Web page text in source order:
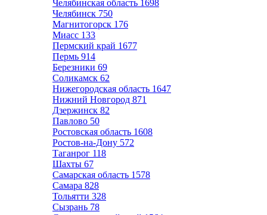
Челябинская область 1698
Челябинск 750
Магнитогорск 176
Миасс 133
Пермский край 1677
Пермь 914
Березники 69
Соликамск 62
Нижегородская область 1647
Нижний Новгород 871
Дзержинск 82
Павлово 50
Ростовская область 1608
Ростов-на-Дону 572
Таганрог 118
Шахты 67
Самарская область 1578
Самара 828
Тольятти 328
Сызрань 78